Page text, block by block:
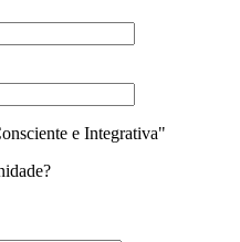
e Integrativa"